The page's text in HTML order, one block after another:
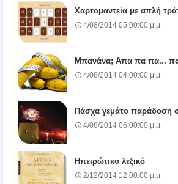
Χαρτομαντεία με απλή
4/08/2014 05:00:00 μ.μ.
Μπανάνα; Απα πα πα...
4/08/2014 04:00:00 μ.μ.
Πάσχα γεμάτο παράδοση
4/08/2014 06:00:00 μ.μ.
Ηπειρώτικο λεξικό
2/12/2014 12:00:00 μ.μ.